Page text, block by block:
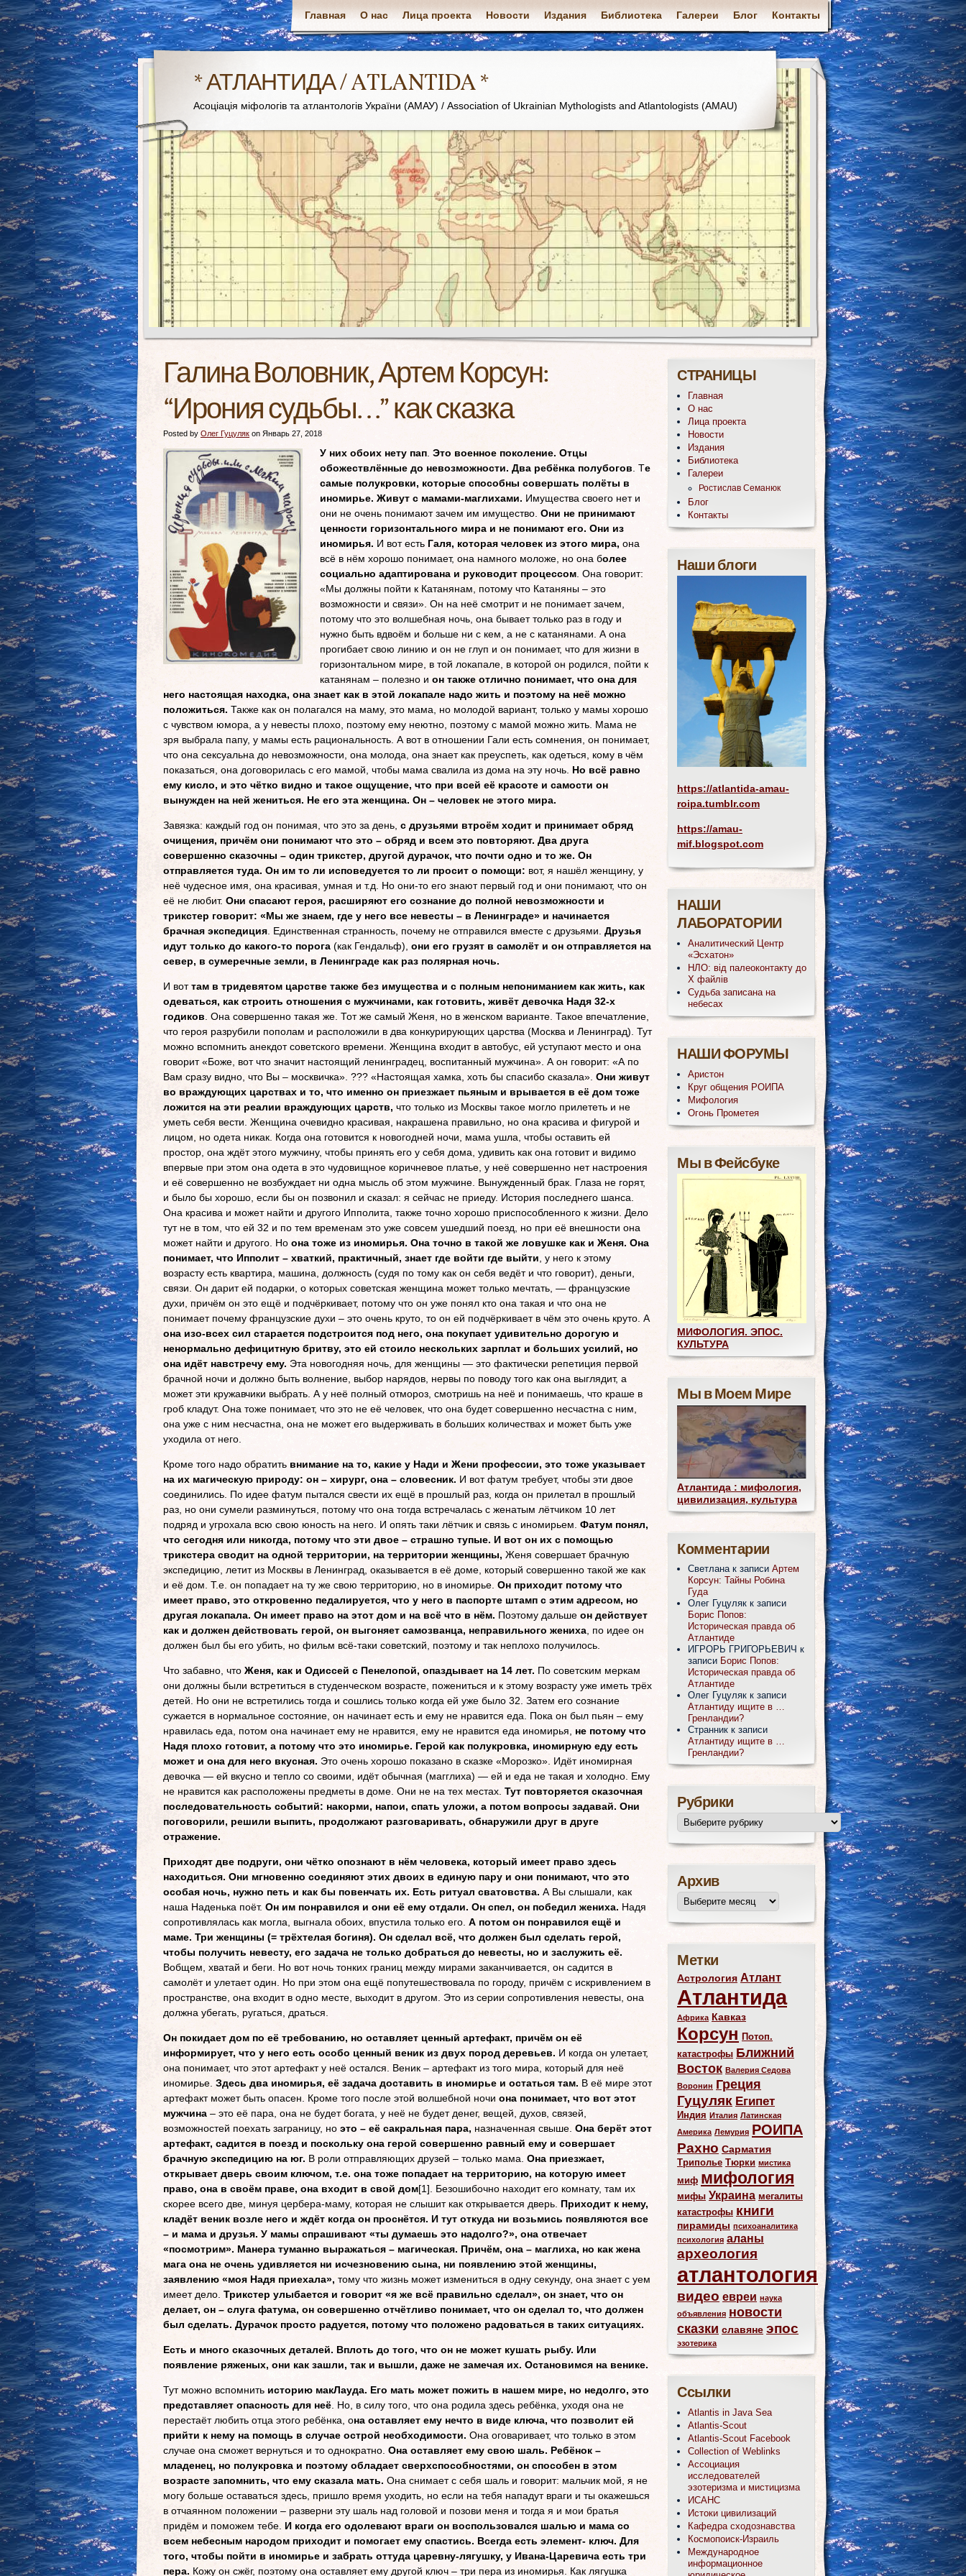
Главная О нас Лица проекта Новости Издания Библиотека Галереи Блог Контакты
* АТЛАНТИДА / ATLANTIDA *
Асоціація міфологів та атлантологів України (АМАУ) / Association of Ukrainian Mythologists and Atlantologists (AMAU)
Галина Воловник, Артем Корсун:
“Ирония судьбы…” как сказка
Posted by Олег Гуцуляк on Январь 27, 2018
У них обоих нету пап Это военное поколение. Отцы
обожествлённые до невозможности. Два ребёнка полубогов . Те
самые полукровки, которые способны совершать полёты в
иномирье. Живут с мамами-маглихами. Имущества своего нет и
они не очень понимают зачем им имущество. Они не принимают
ценности горизонтального мира и не понимают его. Они из
иномирья. И вот есть Галя, которая человек из этого мира, она
всё в нём хорошо понимает, она намного моложе, но она более
социально адаптирована и руководит процессом . Она говорит:
«Мы должны пойти к Катанянам, потому что Катаняны – это
возможности и связи». Он на неё смотрит и не понимает зачем,
потому что это волшебная ночь, она бывает только раз в году и
нужно быть вдвоём и больше ни с кем, а не с катанянами. А она
прогибает свою линию и он не глуп и он понимает, что для жизни в
горизонтальном мире, в той локапале, в которой он родился, пойти к
катанянам – полезно и он также отлично понимает, что она для
него настоящая находка, она знает как в этой локапале надо жить и поэтому на неё можно
положиться. Также как он полагался на маму, это мама, но молодой вариант, только у мамы хорошо
с чувством юмора, а у невесты плохо, поэтому ему неютно, поэтому с мамой можно жить. Мама не
зря выбрала папу, у мамы есть рациональность. А вот в отношении Гали есть сомнения, он понимает,
что она сексуальна до невозможности, она молода, она знает как преуспеть, как одеться, кому в чём
показаться, она договорилась с его мамой, чтобы мама свалила из дома на эту ночь. Но всё равно
ему кисло, и это чётко видно и такое ощущение, что при всей её красоте и самости он
вынужден на ней жениться. Не его эта женщина. Он – человек не этого мира.
Завязка: каждый год он понимая, что это за день, с друзьями втроём ходит и принимает обряд
очищения, причём они понимают что это – обряд и всем это повторяют. Два друга
совершенно сказочны – один трикстер, другой дурачок, что почти одно и то же. Он
отправляется туда. Он им то ли исповедуется то ли просит о помощи: вот, я нашёл женщину, у
неё чудесное имя, она красивая, умная и т.д. Но они-то его знают первый год и они понимают, что он
её не любит. Они спасают героя, расширяют его сознание до полной невозможности и
трикстер говорит: «Мы же знаем, где у него все невесты – в Ленинграде» и начинается
брачная экспедиция . Единственная странность, почему не отправился вместе с друзьями. Друзья
идут только до какого-то порога (как Гендальф), они его грузят в самолёт и он отправляется на
север, в сумеречные земли, в Ленинграде как раз полярная ночь.
И воттам в тридевятом царстве также без имущества и с полным непониманием как жить, как
одеваться, как строить отношения с мужчинами, как готовить, живёт девочка Надя 32-х
годиков . Она совершенно такая же. Тот же самый Женя, но в женском варианте. Такое впечатление,
что героя разрубили пополам и расположили в два конкурирующих царства (Москва и Ленинград). Тут
можно вспомнить анекдот советского времени. Женщина входит в автобус, ей уступают место и она
говорит «Боже, вот что значит настоящий ленинградец, воспитанный мужчина». А он говорит: «А по
Вам сразу видно, что Вы – москвичка». ??? «Настоящая хамка, хоть бы спасибо сказала». Они живут
во враждующих царствах и то, что именно он приезжает пьяным и врывается в её дом тоже
ложится на эти реалии враждующих царств, что только из Москвы такое могло прилететь и не
уметь себя вести. Женщина очевидно красивая, накрашена правильно, но она красива и фигурой и
лицом, но одета никак. Когда она готовится к новогодней ночи, мама ушла, чтобы оставить ей
простор, она ждёт этого мужчину, чтобы принять его у себя дома, удивить как она готовит и видимо
впервые при этом она одета в это чудовищное коричневое платье, у неё совершенно нет настроения
и её совершенно не возбуждает ни одна мысль об этом мужчине. Вынужденный брак. Глаза не горят,
и было бы хорошо, если бы он позвонил и сказал: я сейчас не приеду. История последнего шанса.
Она красива и может найти и другого Ипполита, также точно хорошо приспособленного к жизни. Дело
тут не в том, что ей 32 и по тем временам это уже совсем ушедший поезд, но при её внешности она
может найти и другого. Но она тоже из иномирья. Она точно в такой же ловушке как и Женя. Она
понимает, что Ипполит – хваткий, практичный, знает где войти где выйти , у него к этому
возрасту есть квартира, машина, должность (судя по тому как он себя ведёт и что говорит), деньги,
связи. Он дарит ей подарки, о которых советская женщина может только мечтать, — французские
духи, причём он это ещё и подчёркивает, потому что он уже понял кто она такая и что она не
понимает почему французские духи – это очень круто, то он ей подчёркивает в чём это очень круто. А
она изо-всех сил старается подстроится под него, она покупает удивительно дорогую и
ненормально дефицитную бритву, это ей стоило нескольких зарплат и больших усилий, но
она идёт навстречу ему. Эта новогодняя ночь, для женщины — это фактически репетиция первой
брачной ночи и должно быть волнение, выбор нарядов, нервы по поводу того как она выглядит, а
может эти кружавчики выбрать. А у неё полный отмороз, смотришь на неё и понимаешь, что краше в
гроб кладут. Она тоже понимает, что это не её человек, что она будет совершенно несчастна с ним,
она уже с ним несчастна, она не может его выдерживать в больших количествах и может быть уже
уходила от него.
Кроме того надо обратить внимание на то, какие у Нади и Жени профессии, это тоже указывает
на их магическую природу: он – хирург, она – словесник. И вот фатум требует, чтобы эти двое
соединились. По идее фатум пытался свести их ещё в прошлый раз, когда он прилетал в прошлый
раз, но они сумели разминуться, потому что она тогда встречалась с женатым лётчиком 10 лет
подряд и угрохала всю свою юность на него. И опять таки лётчик и связь с иномирьем. Фатум понял,
что сегодня или никогда, потому что эти двое – страшно тупые. И вот он их с помощью
трикстера сводит на одной территории, на территории женщины, Женя совершает брачную
экспедицию, летит из Москвы в Ленинград, оказывается в её доме, который совершенно такой же как
и её дом. Т.е. он попадает на ту же свою территорию, но в иномирье. Он приходит потому что
имеет право, это откровенно педалируется, что у него в паспорте штамп с этим адресом, но
другая локапала. Он имеет право на этот дом и на всё что в нём. Поэтому дальше он действует
как и должен действовать герой, он выгоняет самозванца, неправильного жениха , по идее он
должен был бы его убить, но фильм всё-таки советский, поэтому и так неплохо получилось.
Что забавно, что Женя, как и Одиссей с Пенелопой, опаздывает на 14 лет. По советским меркам
они должны были встретиться в студенческом возрасте, пожениться и к этому возрасту уже иметь трёх
детей. Но они не встретились тогда и сошлись только когда ей уже было 32. Затем его сознание
сужается в нормальное состояние, он начинает есть и ему не нравится еда. Пока он был пьян – ему
нравилась еда, потом она начинает ему не нравится, ему не нравится еда иномирья, не потому что
Надя плохо готовит, а потому что это иномирье. Герой как полукровка, иномирную еду есть
может и она для него вкусная. Это очень хорошо показано в сказке «Морозко». Идёт иномирная
девочка — ей вкусно и тепло со своими, идёт обычная (магглиха) — ей и еда не такая и холодно. Ему
не нравится как расположены предметы в доме. Они не на тех местах. Тут повторяется сказочная
последовательность событий: накорми, напои, спать уложи, а потом вопросы задавай. Они
поговорили, решили выпить, продолжают разговаривать, обнаружили друг в друге
отражение.
Приходят две подруги, они чётко опознают в нём человека, который имеет право здесь
находиться. Они мгновенно соединяют этих двоих в единую пару и они понимают, что это
особая ночь, нужно петь и как бы повенчать их. Есть ритуал сватовства. А Вы слышали, как
наша Наденька поёт. Он им понравился и они её ему отдали. Он спел, он победил жениха. Надя
сопротивлялась как могла, выгнала обоих, впустила только его. А потом он понравился ещё и
маме. Три женщины (= трёхтелая богиня). Он сделал всё, что должен был сделать герой,
чтобы получить невесту, его задача не только добраться до невесты, но и заслужить её.
Вобщем, хватай и беги. Но вот ночь тонких границ между мирами заканчивается, он садится в
самолёт и улетает один. Но при этом она ещё попутешествовала по городу, причём с искривлением в
пространстве, она входит в одно месте, выходит в другом. Это из серии сопротивления невесты, она
должна убегать, ругаться, драться.
Он покидает дом по её требованию, но оставляет ценный артефакт, причём он её
информирует, что у него есть особо ценный веник из двух пород деревьев. И когда он улетает,
она понимает, что этот артефакт у неё остался. Веник – артефакт из того мира, который для неё
иномирье. Здесь два иномирья, её задача доставить в иномирье и остаться там. В её мире этот
артефакт может быть опасен. Кроме того после этой волшебной ночи она понимает, что вот этот
мужчина – это её пара, она не будет богата, у неё не будет денег, вещей, духов, связей,
возможностей поехать заграницу, но это – её сакральная пара, назначенная свыше. Она берёт этот
артефакт, садится в поезд и поскольку она герой совершенно равный ему и совершает
брачную экспедицию на юг. В роли отправляющих друзей – только мама. Она приезжает,
открывает дверь своим ключом, т.е. она тоже попадает на территорию, на которую имеет
право, она в своём праве, она входит в свой дом[1]. Безошибочно находит его комнату, там их
скорее всего две, минуя цербера-маму, которая не слышит как открывается дверь. Приходит к нему,
кладёт веник возле него и ждёт когда он проснётся. И тут откуда ни возьмись появляются все
– и мама и друзья. У мамы спрашивают «ты думаешь это надолго?», она отвечает
«посмотрим». Манера туманно выражаться – магическая. Причём, она – маглиха, но как жена
мага она не очень удивляется ни исчезновению сына, ни появлению этой женщины,
заявлению «моя Надя приехала», тому что жизнь может измениться в одну секунду, она знает с уем
имеет дело. Трикстер улыбается и говорит «я же всё правильно сделал», он знает, что он
делает, он – слуга фатума, он совершенно отчётливо понимает, что он сделал то, что должен
был сделать. Дурачок просто радуется, потому что положено радоваться в таких ситуациях.
Есть и много сказочных деталей. Вплоть до того, что он не может кушать рыбу. Или
появление ряженых, они как зашли, так и вышли, даже не замечая их. Остановимся на венике.
Тут можно вспомнить историю макЛауда. Его мать может пожить в нашем мире, но недолго, это
представляет опасность для неё . Но, в силу того, что она родила здесь ребёнка, уходя она не
перестаёт любить отца этого ребёнка, она оставляет ему нечто в виде ключа, что позволит ей
прийти к нему на помощь в случае острой необходимости. Она оговаривает, что только в этом
случае она сможет вернуться и то однократно. Она оставляет ему свою шаль. Ребёнок –
младенец, но полукровка и поэтому обладает сверхспособностями, он способен в этом
возрасте запомнить, что ему сказала мать. Она снимает с себя шаль и говорит: мальчик мой, я не
могу больше оставаться здесь, пришло время уходить, но если на тебя нападут враги и ты окажешься
в отчаянном положении – разверни эту шаль над головой и позови меня и тогда я и мои братья
придём и поможем тебе. И когда его одолевают враги он воспользовался шалью и мама со
всем небесным народом приходит и помогает ему спастись. Всегда есть элемент- ключ. Для
того, чтобы пойти в иномирье и забрать оттуда царевну-лягушку, у Ивана-Царевича есть три
пера. Кожу он сжёг, поэтому она оставляет ему другой ключ – три пера из иномирья. Как лягушка
СТРАНИЦЫ
Главная
О нас
Лица проекта
Новости
Издания
Библиотека
Галереи
Ростислав Семанюк
Блог
Контакты
Наши блоги
https://atlantida-amau-
roipa.tumblr.com
https://amau-
mif.blogspot.com
НАШИ
ЛАБОРАТОРИИ
Аналитический Центр
«Эсхатон»
НЛО: від палеоконтакту до
Х файлів
Судьба записана на
небесах
НАШИ ФОРУМЫ
Аристон
Круг общения РОИПА
Мифология
Огонь Прометея
Мы в Фейсбуке
МИФОЛОГИЯ. ЭПОС.
КУЛЬТУРА
Мы в Моем Мире
Атлантида : мифология,
цивилизация, культура
Комментарии
Светлана к записи Артем
Корсун: Тайны Робина
Гуда
Олег Гуцуляк к записи
Борис Попов:
Историческая правда об
Атлантиде
ИГРОРЬ ГРИГОРЬЕВИЧ к
записи Борис Попов:
Историческая правда об
Атлантиде
Олег Гуцуляк к записи
Атлантиду ищите в …
Гренландии?
Странник к записи
Атлантиду ищите в …
Гренландии?
Рубрики
Архив
Метки
Астрология Атлант
Атлантида
Африка Кавказ
Корсун Потоп.
катастрофы Ближний
Восток Валерия Седова
Воронин Греция
Гуцуляк Египет
Индия Италия Латинская
Америка Лемурия РОИПА
Рахно Сарматия
Триполье Тюрки мистика
миф мифология
мифы Украина мегалиты
катастрофы книги
пирамиды психоаналитика
психология аланы
археология
атлантология
видео евреи наука
объявления новости
сказки славяне эпос
эзотерика
Ссылки
Atlantis in Java Sea
Atlantis-Scout
Atlantis-Scout Facebook
Collection of Weblinks
Ассоциация
исследователей
эзотеризма и мистицизма
ИСАНС
Истоки цивилизаций
Кафедра сходознавства
Космопоиск-Израиль
Международное
информационное